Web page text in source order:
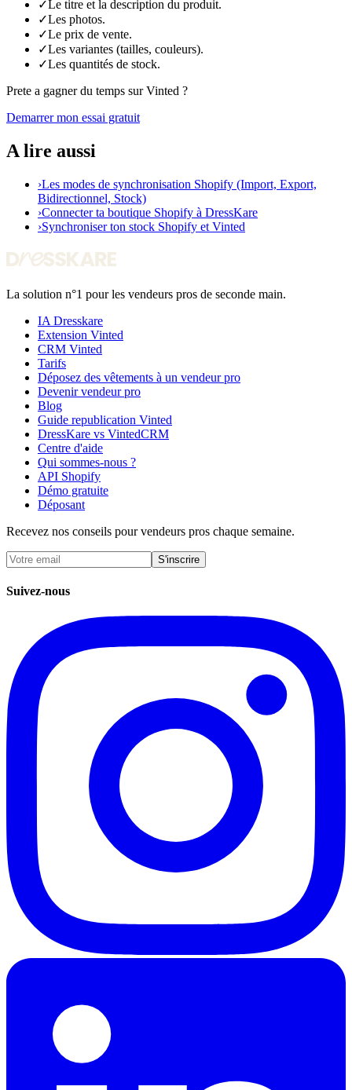
✓Le titre et la description du produit.
✓Les photos.
✓Le prix de vente.
✓Les variantes (tailles, couleurs).
✓Les quantités de stock.
Prete a gagner du temps sur Vinted ?
Demarrer mon essai gratuit
A lire aussi
›Les modes de synchronisation Shopify (Import, Export,
Bidirectionnel, Stock)
›Connecter ta boutique Shopify à DressKare
›Synchroniser ton stock Shopify et Vinted
La solution n°1 pour les vendeurs pros de seconde main.
IA Dresskare
Extension Vinted
CRM Vinted
Tarifs
Déposez des vêtements à un vendeur pro
Devenir vendeur pro
Blog
Guide republication Vinted
DressKare vs VintedCRM
Centre d'aide
Qui sommes-nous ?
API Shopify
Démo gratuite
Déposant
Recevez nos conseils pour vendeurs pros chaque semaine.
S'inscrire
Suivez-nous